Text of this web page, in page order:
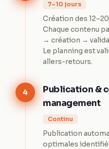
7–10 jours
Création des
Chaque contenu
→ création →
Le planning est
allers-retours.
4
Publication &
management
Continu
Publication
optimales